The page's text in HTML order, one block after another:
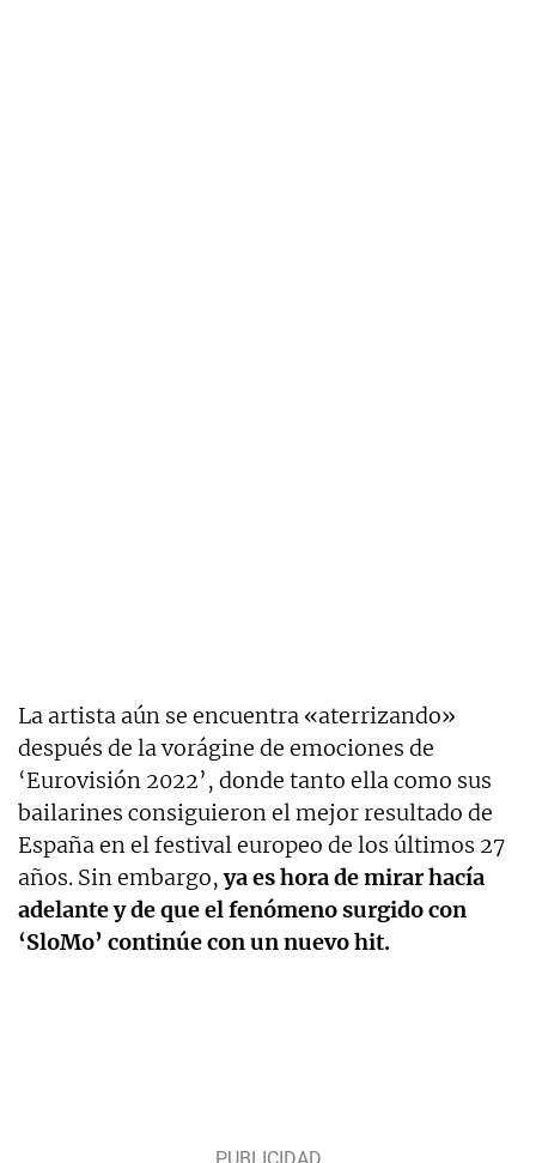
La artista aún se encuentra «aterrizando»
después de la vorágine de emociones de
‘Eurovisión 2022’, donde tanto ella como sus
bailarines consiguieron el mejor resultado de
España en el festival europeo de los últimos 27
años. Sin embargo,ya es hora de mirar hacía
adelante y de que el fenómeno surgido con
‘SloMo’ continúe con un nuevo hit.